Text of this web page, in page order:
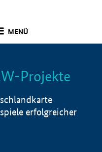
MENÜ
Info
Projekte
erfolgreicher